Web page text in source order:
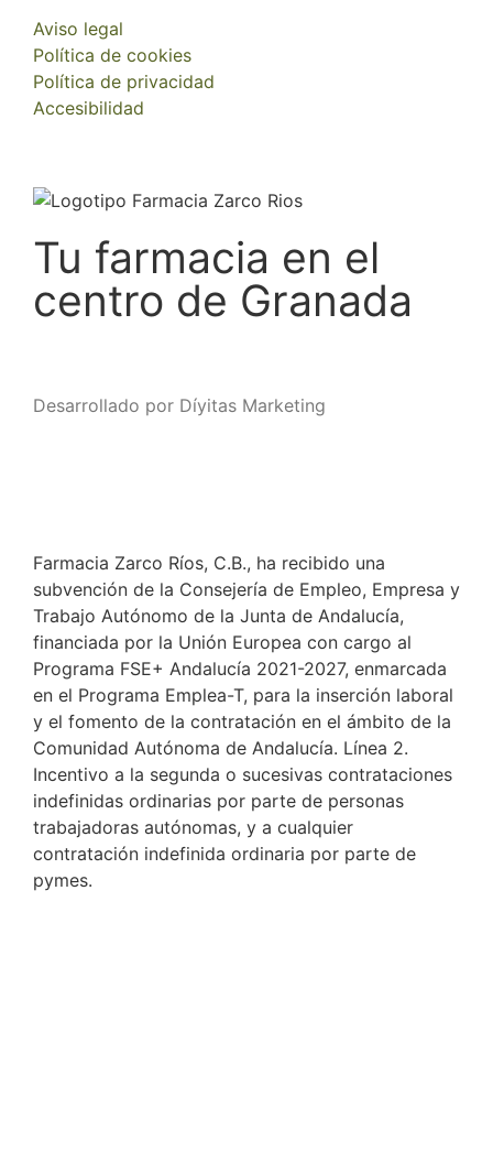
Aviso legal
Política de cookies
Política de privacidad
Accesibilidad
Tu farmacia en el
centro de Granada
Desarrollado por Díyitas Marketing
Farmacia Zarco Ríos, C.B., ha recibido una
subvención de la Consejería de Empleo, Empresa y
Trabajo Autónomo de la Junta de Andalucía,
financiada por la Unión Europea con cargo al
Programa FSE+ Andalucía 2021-2027, enmarcada
en el Programa Emplea-T, para la inserción laboral
y el fomento de la contratación en el ámbito de la
Comunidad Autónoma de Andalucía. Línea 2.
Incentivo a la segunda o sucesivas contrataciones
indefinidas ordinarias por parte de personas
trabajadoras autónomas, y a cualquier
contratación indefinida ordinaria por parte de
pymes.